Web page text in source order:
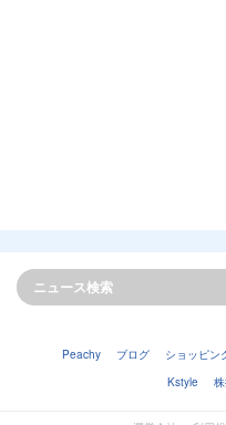
Peachy ブログ ショッピン
Kstyle